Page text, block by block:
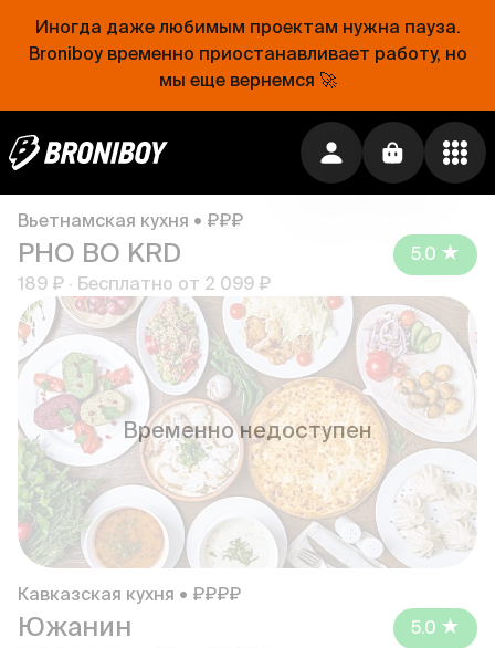
Иногда даже любимым проектам нужна пауза.
Broniboy временно приостанавливает работу, но
мы еще вернемся 🚀
Временно недоступен
Вьетнамская кухня • ₽₽₽
PHO BO KRD
189 ₽ · Бесплатно от 2 099 ₽
5.0
Временно недоступен
Кавказская кухня • ₽₽₽₽
Южанин 5.0